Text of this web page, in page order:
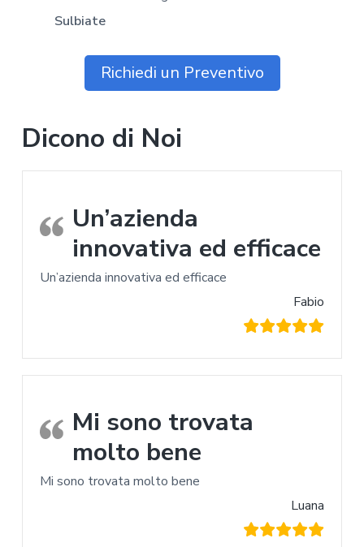
Sulbiate
Richiedi un Preventivo
Dicono di Noi
Un’azienda
innovativa ed efficace
Un’azienda innovativa ed efficace
Fabio
Mi sono trovata
molto bene
Mi sono trovata molto bene
Luana